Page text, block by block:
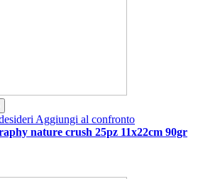
Aggiungi al confronto
nature crush 25pz 11x22cm 90gr